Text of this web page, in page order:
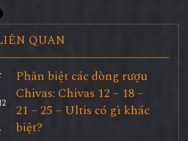
QUAN
Phân biệt các dòng rượu
Chivas: Chivas 12 – 18 –
21 – 25 – Ultis có gì khác
biệt?